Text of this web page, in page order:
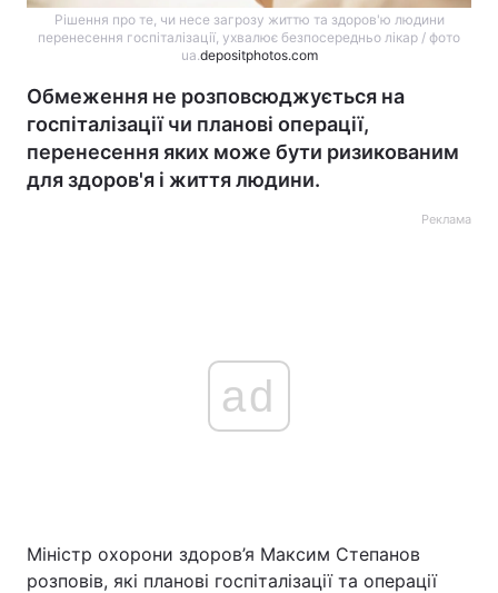
Рішення про те, чи несе загрозу життю та здоров'ю людини
перенесення госпіталізації, ухвалює безпосередньо лікар / фото
ua.depositphotos.com
Обмеження не розповсюджується на
госпіталізації чи планові операції,
перенесення яких може бути ризикованим
для здоров'я і життя людини.
Реклама
ad
Міністр охорони здоров’я Максим Степанов
розповів, які планові госпіталізації та операції